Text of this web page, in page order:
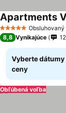
5 Počet hviezdičiek
Obsluhovaný
Apartments
8,8 Vynikajúce
Vyberte
ceny
Obľúbená voľba